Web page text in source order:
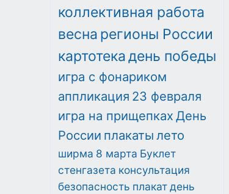
коллективная работа
весна регионы России
картотекадень победы
игра с фонариком
аппликация 23 февраля
игра на прищепках День
России плакаты лето
ширма 8 марта Буклет
стенгазета консультация
безопасность плакатдень